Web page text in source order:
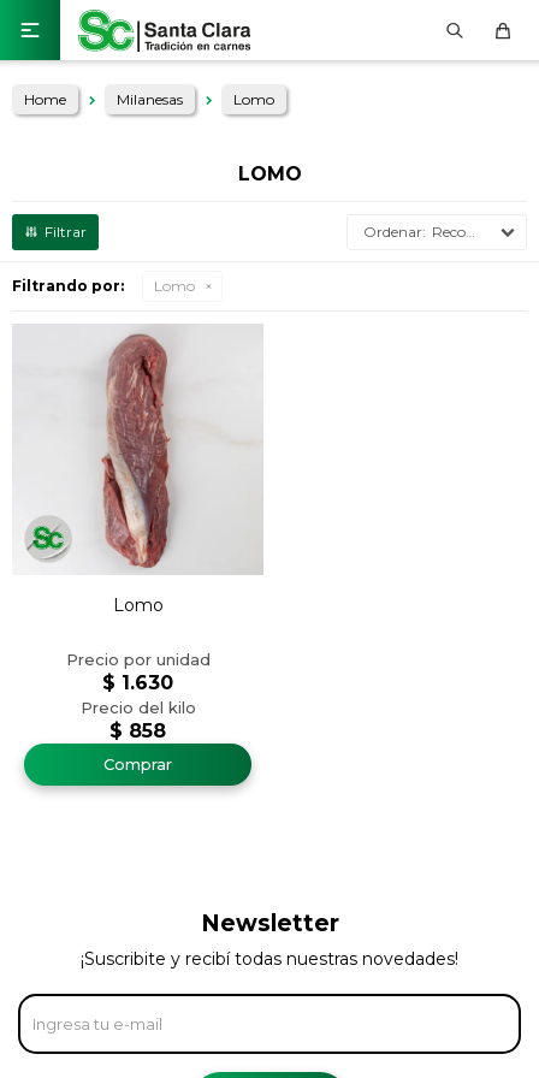

Home Milanesas Lomo
LOMO
Recomendados
Filtrando por: Lomo
Lomo
$ 858
$ 1.630
Newsletter
¡Suscribite y recibí todas nuestras novedades!